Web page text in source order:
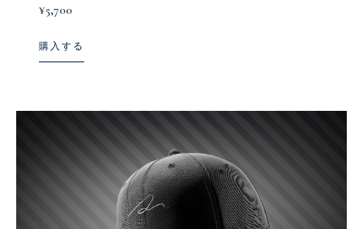
¥5,700
購入する